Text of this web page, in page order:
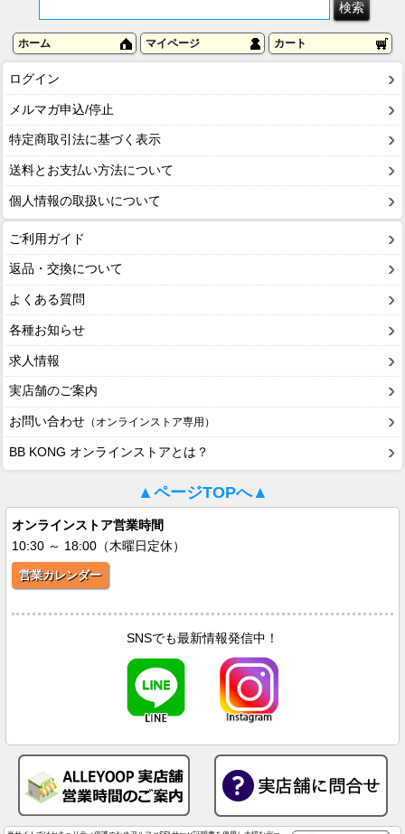
ホーム マイページ カート
ログイン
メルマガ申込/停止
特定商取引法に基づく表示
送料とお支払い方法について
個人情報の取扱いについて
ご利用ガイド
返品・交換について
よくある質問
各種お知らせ
求人情報
実店舗のご案内
お問い合わせ （オンラインストア専用）
BB KONG オンラインストアとは？
▲ページTOPへ▲
オンラインストア営業時間
10:30 ～ 18:00（木曜日定休）
営業カレンダー
SNSでも最新情報発信中！